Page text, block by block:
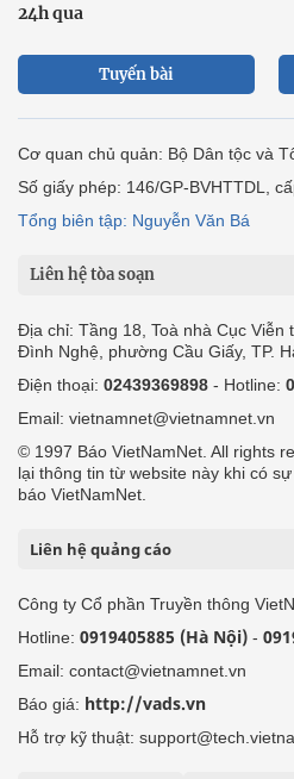
24h qua
Tuyến bài
Cơ quan chủ quản: Bộ Dân tộc và
Số giấy phép: 146/GP-BVHTTDL,
Tổng biên tập: Nguyễn Văn Bá
Liên hệ tòa soạn
Địa chỉ: Tầng 18, Toà nhà Cục Viễn
Đình Nghệ, phường Cầu Giấy, TP.
Điện thoại: 02439369898 - Hotline:
Email: vietnamnet@vietnamnet.vn
© 1997 Báo VietNamNet. All rights
lại thông tin từ website này khi có
báo VietNamNet.
Liên hệ quảng cáo
Công ty Cổ phần Truyền thông
Hotline: 0919405885 (Hà Nội) -
Email: contact@vietnamnet.vn
Báo giá: http://vads.vn
Hỗ trợ kỹ thuật: